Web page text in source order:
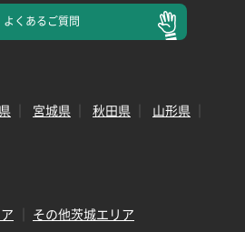
よくあるご質問
宮城県 秋田県
山形県
その他茨城エリア